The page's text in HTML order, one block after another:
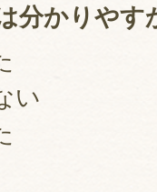
分かりやす
い